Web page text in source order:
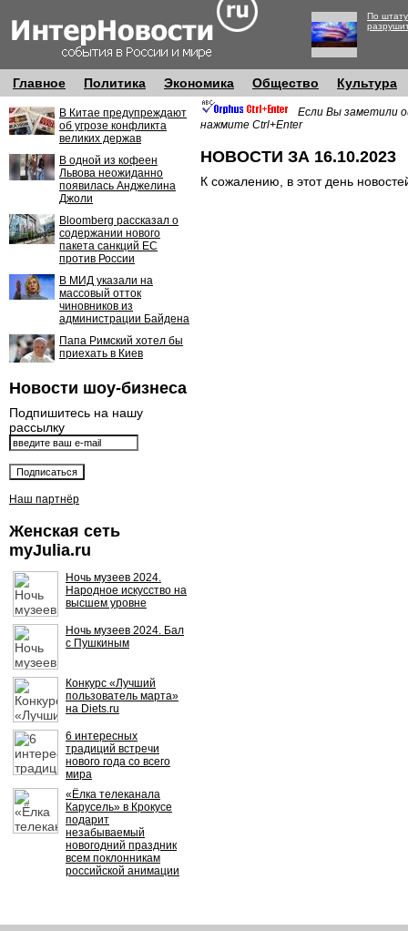
По
Главное Политика Экономика Общество Культура
В Китае предупреждают
об угрозе конфликта
великих держав
В одной из кофеен
Львова неожиданно
появилась Анджелина
Джоли
Bloomberg рассказал о
содержании нового
пакета санкций ЕС
против России
В МИД указали на
массовый отток
чиновников из
администрации Байдена
Папа Римский хотел бы
приехать в Киев
Новости шоу-бизнеса
Подпишитесь на нашу
рассылку
Наш партнёр
Женская сеть
myJulia.ru
Ночь музеев 2024.
Народное искусство на
высшем уровне
Ночь музеев 2024. Бал
с Пушкиным
Конкурс «Лучший
пользователь марта»
на Diets.ru
6 интересных
традиций встречи
нового года со всего
мира
«Ёлка телеканала
Карусель» в Крокусе
подарит
незабываемый
новогодний праздник
всем поклонникам
российской анимации
Если Вы заметили
нажмите Ctrl+Enter
НОВОСТИ ЗА 16.10.2023
К сожалению, в этот день